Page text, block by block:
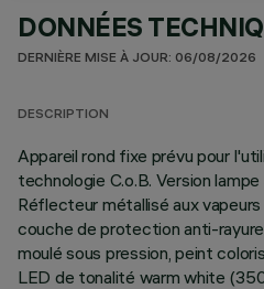
DONNÉES
DERNIÈRE MISE À JOUR: 06/08/2026
DESCRIPTION
Appareil rond fixe prévu pour
technologie C.o.B. Version
Réflecteur métallisé aux
couche de protection anti-
moulé sous pression, peint
LED de tonalité warm white